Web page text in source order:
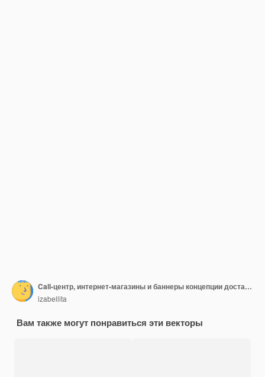
Call-центр, интернет-магазины и баннеры концепции доставки. Плоский стиль иллюстрации онлайн веб-баннеры
izabellita
Вам также могут понравиться эти векторы